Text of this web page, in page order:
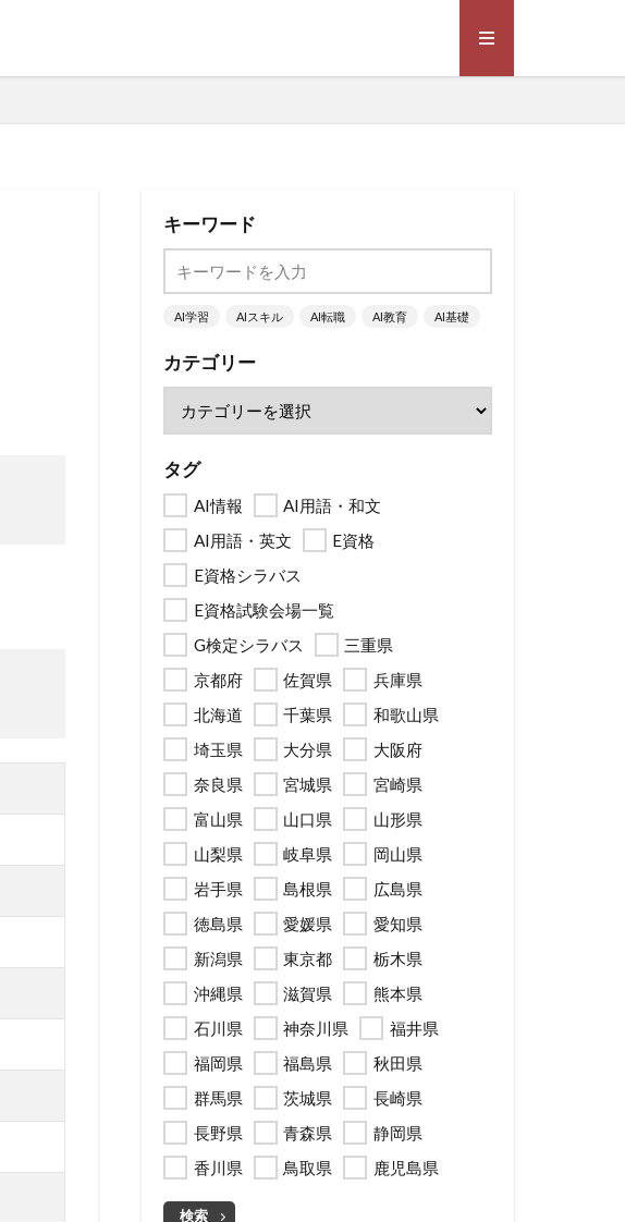
キーワード
AI学習 AIスキル AI転職 AI教育 AI基礎
カテゴリー
タグ
AI情報
AI用語・和文
AI用語・英文
E資格
E資格シラバス
E資格試験会場一覧
G検定シラバス
三重県
京都府
佐賀県
兵庫県
北海道
千葉県
和歌山県
埼玉県
大分県
大阪府
奈良県
宮城県
宮崎県
富山県
山口県
山形県
山梨県
岐阜県
岡山県
岩手県
島根県
広島県
徳島県
愛媛県
愛知県
新潟県
東京都
栃木県
沖縄県
滋賀県
熊本県
石川県
神奈川県
福井県
福岡県
福島県
秋田県
群馬県
茨城県
長崎県
長野県
青森県
静岡県
香川県
鳥取県 鹿児島県
検索